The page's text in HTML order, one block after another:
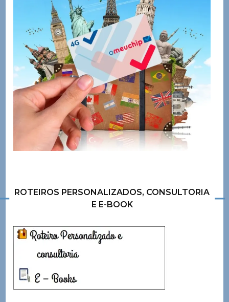
ROTEIROS PERSONALIZADOS, CONSULTORIA
E E-BOOK